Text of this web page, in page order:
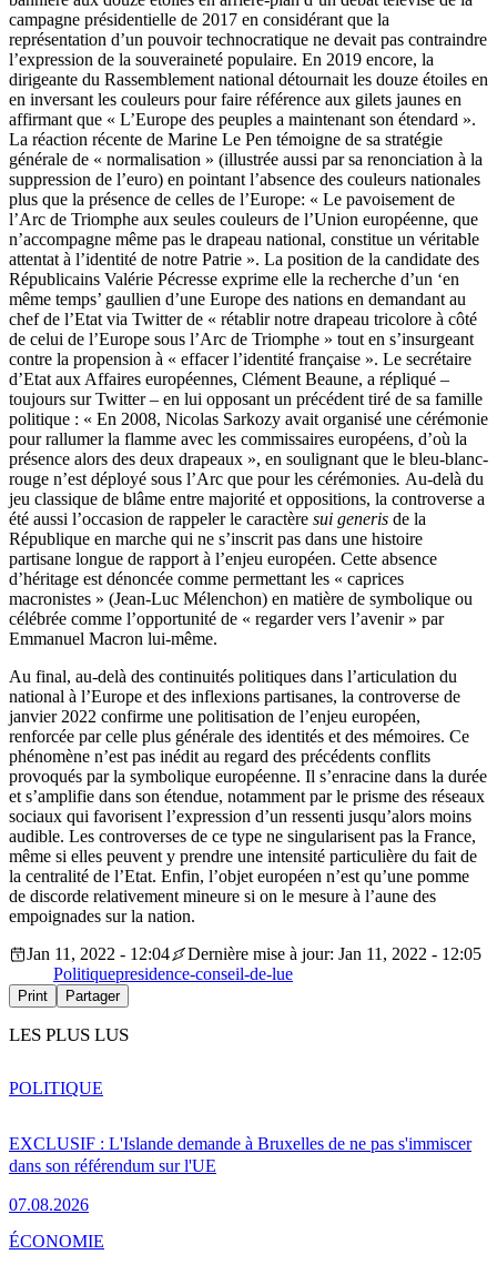
campagne présidentielle de 2017 en considérant que la
représentation d’un pouvoir technocratique ne devait pas contraindre
l’expression de la souveraineté populaire. En 2019 encore, la
dirigeante du Rassemblement national détournait les douze étoiles en
en inversant les couleurs pour faire référence aux gilets jaunes en
affirmant que « L’Europe des peuples a maintenant son étendard ».
La réaction récente de Marine Le Pen témoigne de sa stratégie
générale de « normalisation » (illustrée aussi par sa renonciation à la
suppression de l’euro) en pointant l’absence des couleurs nationales
plus que la présence de celles de l’Europe: « Le pavoisement de
l’Arc de Triomphe aux seules couleurs de l’Union européenne, que
n’accompagne même pas le drapeau national, constitue un véritable
attentat à l’identité de notre Patrie ». La position de la candidate des
Républicains Valérie Pécresse exprime elle la recherche d’un ‘en
même temps’ gaullien d’une Europe des nations en demandant au
chef de l’Etat via Twitter de « rétablir notre drapeau tricolore à côté
de celui de l’Europe sous l’Arc de Triomphe » tout en s’insurgeant
contre la propension à « effacer l’identité française ». Le secrétaire
d’Etat aux Affaires européennes, Clément Beaune, a répliqué –
toujours sur Twitter – en lui opposant un précédent tiré de sa famille
politique : « En 2008, Nicolas Sarkozy avait organisé une cérémonie
pour rallumer la flamme avec les commissaires européens, d’où la
présence alors des deux drapeaux », en soulignant que le bleu-blanc-
rouge n’est déployé sous l’Arc que pour les cérémonies. Au-delà du
jeu classique de blâme entre majorité et oppositions, la controverse a
été aussi l’occasion de rappeler le caractère sui generis de la
République en marche qui ne s’inscrit pas dans une histoire
partisane longue de rapport à l’enjeu européen. Cette absence
d’héritage est dénoncée comme permettant les « caprices
macronistes » (Jean-Luc Mélenchon) en matière de symbolique ou
célébrée comme l’opportunité de « regarder vers l’avenir » par
Emmanuel Macron lui-même.
Au final, au-delà des continuités politiques dans l’articulation du
national à l’Europe et des inflexions partisanes, la controverse de
janvier 2022 confirme une politisation de l’enjeu européen,
renforcée par celle plus générale des identités et des mémoires. Ce
phénomène n’est pas inédit au regard des précédents conflits
provoqués par la symbolique européenne. Il s’enracine dans la durée
et s’amplifie dans son étendue, notamment par le prisme des réseaux
sociaux qui favorisent l’expression d’un ressenti jusqu’alors moins
audible. Les controverses de ce type ne singularisent pas la France,
même si elles peuvent y prendre une intensité particulière du fait de
la centralité de l’Etat. Enfin, l’objet européen n’est qu’une pomme
de discorde relativement mineure si on le mesure à l’aune des
empoignades sur la nation.
Jan 11, 2022 - 12:04
Dernière mise à jour: Jan 11, 2022 - 12:05
Politiquepresidence-conseil-de-lue
Print Partager
LES PLUS LUS
EXCLUSIF : L'Islande demande à Bruxelles de ne pas s'immiscer
dans son référendum sur l'UE
07.08.2026
POLITIQUE
ÉCONOMIE